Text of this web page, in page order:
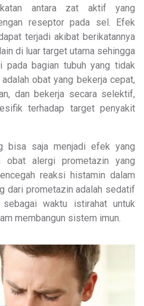
antara zat aktif yang
reseptor pada sel. Efek
terjadi akibat berikatannya
di luar target utama sehingga
pada bagian tubuh yang tidak
obat yang bekerja cepat,
dan bekerja secara selektif,
terhadap target penyakit
saja menjadi efek yang
obat alergi prometazin yang
reaksi histamin dalam
dari prometazin adalah sedatif
waktu istirahat untuk
membangun sistem imun.